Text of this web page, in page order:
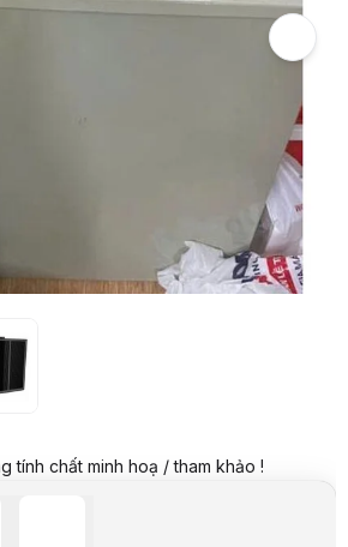
VND
Tiết kiệm 300.000 VND (-15%)
tháng):
– giao sau
ngay
600
x D600
x D600
Tưởng Cho Hệ Thống Hạ Tầng Mạng
tính chất minh hoạ / tham khảo !